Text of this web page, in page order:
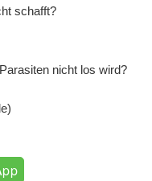
schafft?
nicht los wird?